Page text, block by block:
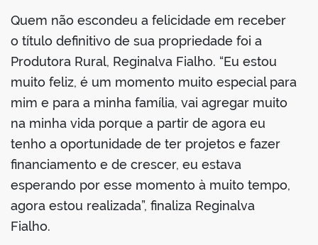
Quem não escondeu a felicidade em receber
o título definitivo de sua propriedade foi a
Produtora Rural, Reginalva Fialho. “Eu estou
muito feliz, é um momento muito especial para
mim e para a minha família, vai agregar muito
na minha vida porque a partir de agora eu
tenho a oportunidade de ter projetos e fazer
financiamento e de crescer, eu estava
esperando por esse momento à muito tempo,
agora estou realizada”, finaliza Reginalva
Fialho.